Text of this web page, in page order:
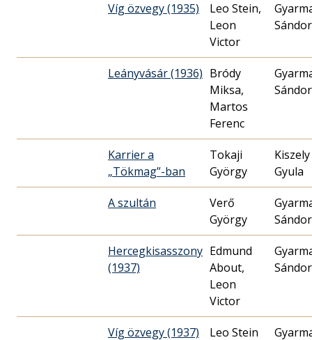
Víg özvegy (1935)
Leo Stein,
Leon
Victor
Sándor
Leányvásár (1936) Bródy
Miksa,
Martos
Ferenc
Sándor
Karrier a
„Tökmag”-ban
Tokaji
György
Kiszely
Gyula
A szultán
Verő
György
Sándor
Hercegkisasszony
(1937)
Edmund
About,
Leon
Victor
Sándor
Víg özvegy (1937) Leo Stein